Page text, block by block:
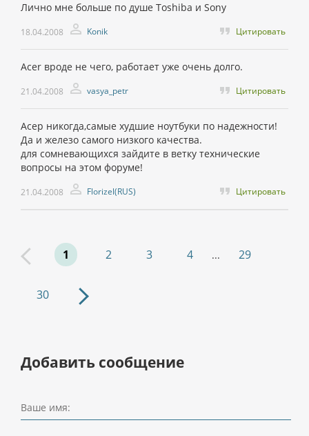
Лично мне больше по душе Toshiba и Sony
18.04.2008 Konik Цитировать
Acer вроде не чего, работает уже очень долго.
21.04.2008 vasya_petr Цитировать
Асер никогда,самые худшие ноутбуки по надежности!
Да и железо самого низкого качества.
для сомневающихся зайдите в ветку технические
вопросы на этом форуме!
21.04.2008 Florizel(RUS) Цитировать
1 2 3 4 ... 29
30
Добавить сообщение
Ваше имя: